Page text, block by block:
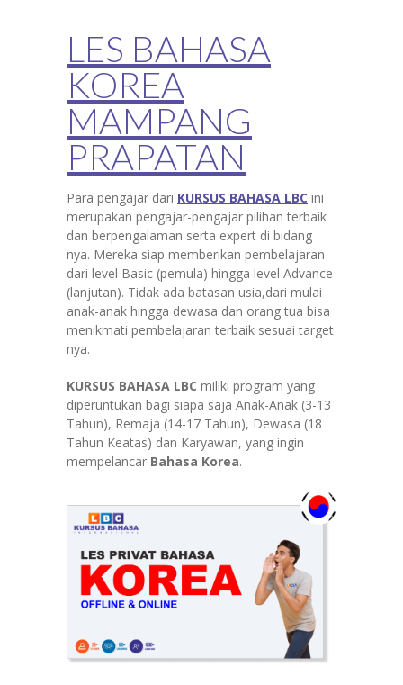
LES BAHASA
KOREA
MAMPANG
PRAPATAN
Para pengajar dari KURSUS BAHASA LBC ini
merupakan pengajar-pengajar pilihan terbaik
dan berpengalaman serta expert di bidang
nya. Mereka siap memberikan pembelajaran
dari level Basic (pemula) hingga level Advance
(lanjutan). Tidak ada batasan usia,dari mulai
anak-anak hingga dewasa dan orang tua bisa
menikmati pembelajaran terbaik sesuai target
nya.
KURSUS BAHASA LBC miliki program yang
diperuntukan bagi siapa saja Anak-Anak (3-13
Tahun), Remaja (14-17 Tahun), Dewasa (18
Tahun Keatas) dan Karyawan, yang ingin
mempelancar Bahasa Korea.